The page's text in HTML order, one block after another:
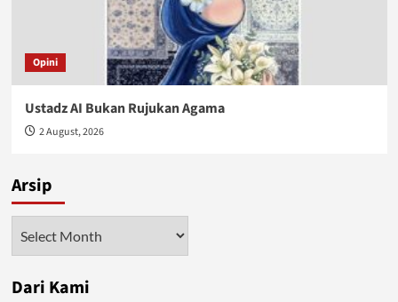
Opini
Ustadz AI Bukan Rujukan Agama
2 August, 2026
Arsip
Dari Kami